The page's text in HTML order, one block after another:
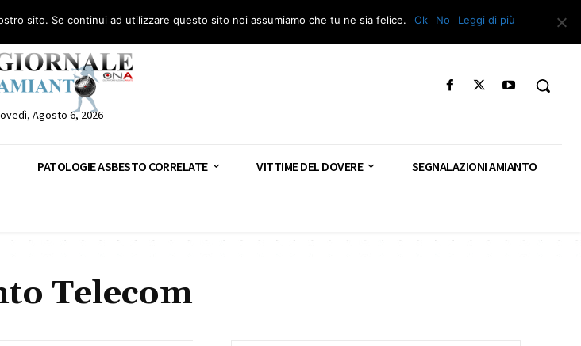
gratuita: civile, penale e lavoro Segnala – AGN Segnala – Repac
Agosto 6, 2026
PATOLOGIE ASBESTO CORRELATE VITTIME DEL DOVERE SEGNALAZIONI AMIANTO
Telecom
sito. Se continui ad utilizzare questo sito noi assumiamo che tu ne sia felice. Ok No Leggi di più